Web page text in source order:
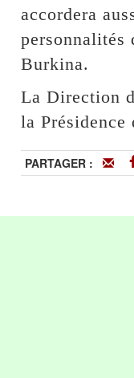
accordera
personnalités
Burkina.
La Direction
la Présidence
PARTAGER :